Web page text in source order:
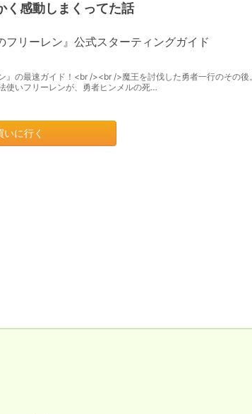
く感動しまくってた話
フリーレン』公式スターティングガイド
』の最速ガイド！<br /><br />魔王を討伐した勇者一行のその後
使いフリーレンが、勇者ヒンメルの死…
いに行く